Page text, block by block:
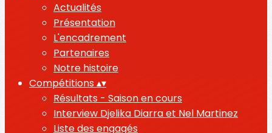
Actualités
Présentation
L'encadrement
Partenaires
Notre histoire
Compétitions▴▾
Résultats - Saison en cours
Interview Djelika Diarra et Nel Martinez
Liste des engagés